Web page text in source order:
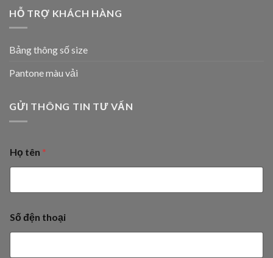
HỖ TRỢ KHÁCH HÀNG
Bảng thông số size
Pantone màu vải
GỬI THÔNG TIN TƯ VẤN
Họ tên *
Số đện thoại